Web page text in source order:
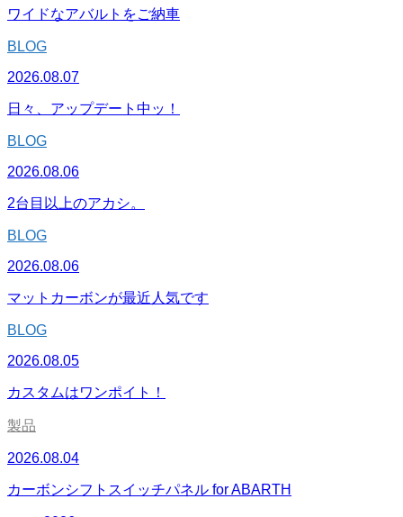
ワイドなアバルトをご納車
BLOG
2026.08.07
日々、アップデート中ッ！
BLOG
2026.08.06
2台目以上のアカシ。
BLOG
2026.08.06
マットカーボンが最近人気です
BLOG
2026.08.05
カスタムはワンポイト！
製品
2026.08.04
カーボンシフトスイッチパネル for ABARTH